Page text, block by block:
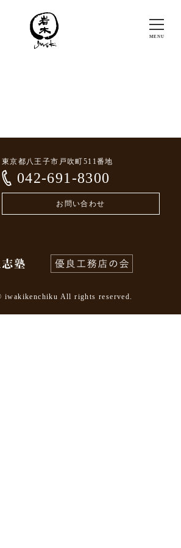
東京都八王子市戸吹町511番地
042-691-8300
お問い合わせ
iwakikenchiku All rights reserved.